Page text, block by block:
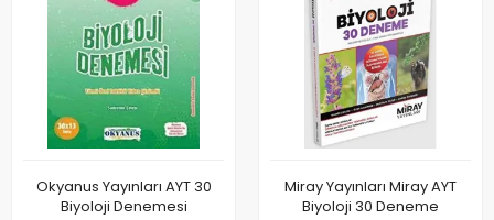
Okyanus Yayınları AYT 30
Biyoloji Denemesi
Miray Yayınları Miray AYT
Biyoloji 30 Deneme